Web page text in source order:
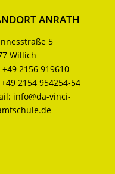
ANRATH
5
Willich
+49 2156 919610
+49 2154 954254-54
info@da-vinci-